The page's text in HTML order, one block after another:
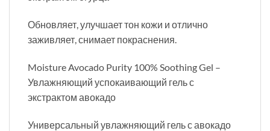
Обновляет, улучшает тон кожи и отлично
заживляет, снимает покраснения.
Moisture Avocado Purity 100% Soothing Gel –
Увлажняющий успокаивающий гель с
экстрактом авокадо
Универсальный увлажняющий гель с авокадо